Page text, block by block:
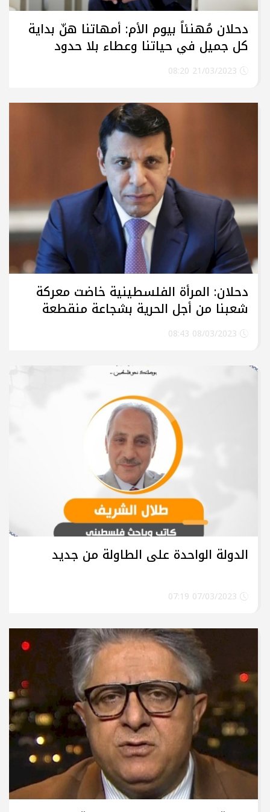
دحلان مُهنئاً بيوم الأم: أمهاتنا هنّ بداية
كل جميلٍ في حياتنا وعطاء بلا حدود
وتضحية على امتداد الأفق
دحلان: المرأة الفلسطينية خاضت معركة
شعبنا من أجل الحرية بشجاعة منقطعة
النظير
الدولة الواحدة على الطاولة من جديد